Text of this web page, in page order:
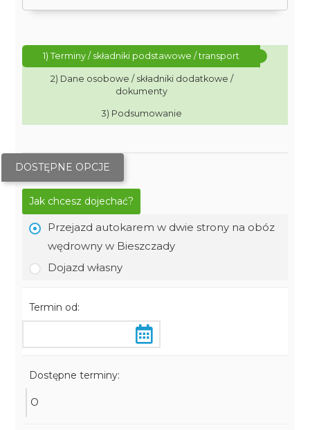
1) Terminy / składniki podstawowe / transport
2) Dane osobowe / składniki dodatkowe /
dokumenty
3) Podsumowanie
DOSTĘPNE OPCJE
Jak chcesz dojechać?
Przejazd autokarem w dwie strony na obóz
wędrowny w Bieszczady
Dojazd własny
Termin od:
Dostępne terminy:
O